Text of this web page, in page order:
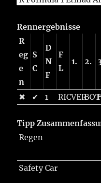
Rennergebnisse
R
eg
e
n
S
C
D
N
F
F
L
1. 2.
✖ ✔ 1 RICVERBOT
Tipp
Regen
Safety Car